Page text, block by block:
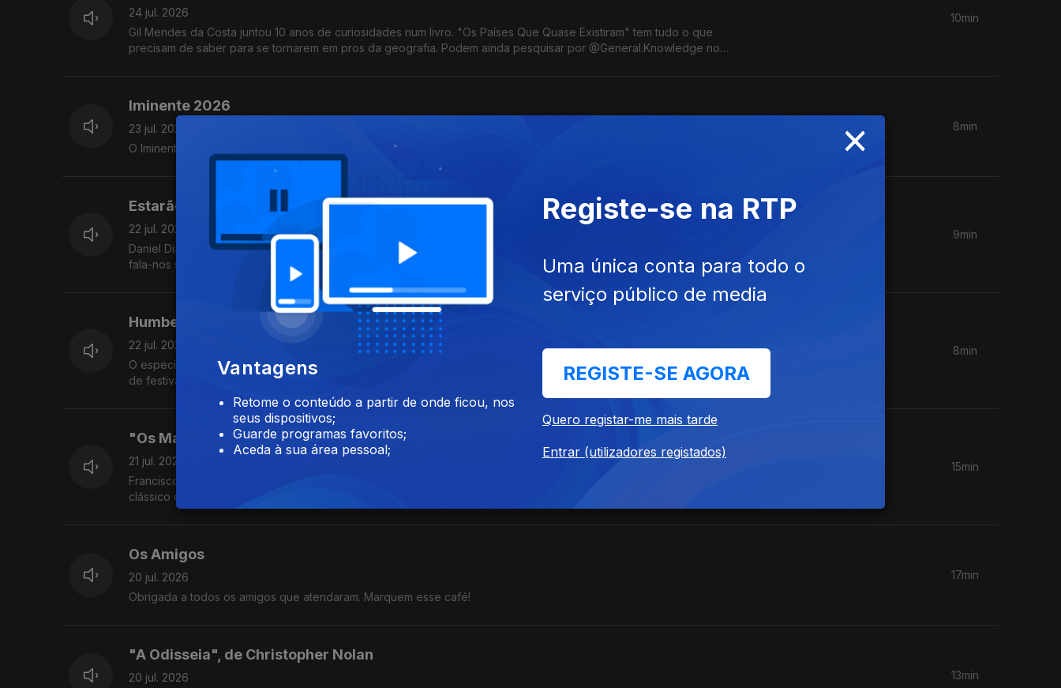
24 jul. 2026
Gil Mendes da Costa juntou 10 anos de curiosidades num livro. "Os Países Que Quase Existiram" tem tudo o que
precisam de saber para se tornarem em pros da geografia. Podem ainda pesquisar por @General.Knowledge no
10min
Iminente 2026
23 jul. 2026
O Iminente está de regresso! A diretora Juliana Almeida conta-nos tudo sobre a edição deste ano.
8min
Estarão os concertos a destruir os nossos ouvidos?
22 jul. 2026
Daniel Dias, jornalista de música no jornal Público e autor do artigo "Os concertos estão a destruir os nossos ouvidos?",
fala-nos sobre a sua pesquisa no que diz respeito à cultura de não proteção auditiva.
9min
Humberto Pintado
22 jul. 2026
O especialista Humberto Pintado explica-nos como podemos proteger a nossa audição, em especial durante a época
de festivais de verão.
8min
"Os Maias" para leitores do século XXI
21 jul. 2026
Francisco José Viegas, diretor editoral da Quetzal, explica-nos tudo sobre a nova edição com códigos QR deste
clássico de Eça de Queirós.
15min
Os Amigos
20 jul. 2026
Obrigada a todos os amigos que atendaram. Marquem esse café!
17min
"A Odisseia", de Christopher Nolan
20 jul. 2026
13min
×
Vantagens
Retome o conteúdo a partir de onde ficou, nos
seus dispositivos;
Guarde programas favoritos;
Aceda à sua área pessoal;
Registe-se na RTP
Uma única conta para todo o
serviço público de media
REGISTE-SE AGORA
Quero registar-me mais tarde
Entrar (utilizadores registados)